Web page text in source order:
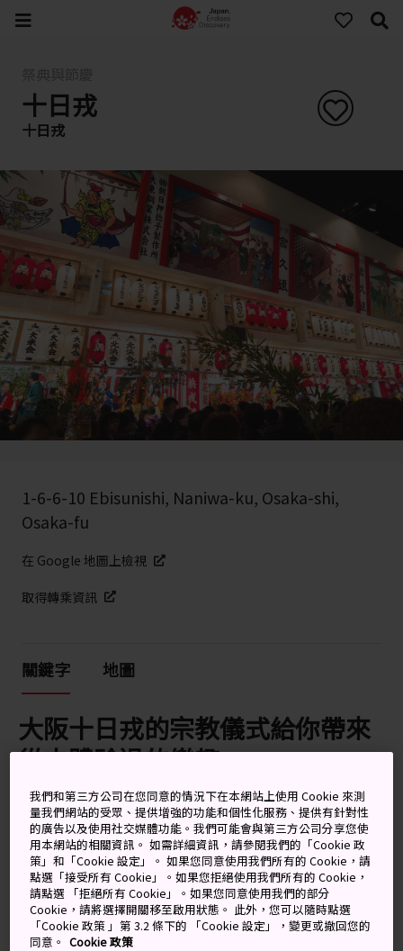
十日戎
十日戎
1-6-6-10 Ebisunishi, Naniwa-ku, Osaka-shi,
Osaka-fu
在 Google 地圖上檢視
取得轉乘資訊
關鍵字 地圖
大阪十日戎的宗教儀式給你帶來
從未體驗過的樂趣
新年慶祝活動結束短短一周後，大阪當地居民再度熱情高
漲，投入到十日戎節活動當中。
參加今宮戎神社的民眾集會，通俗來說，就是十日戎。在
活動中，你可以揮舞一根儀式性的竹枝，向商業之神祈禱
來年取得經濟上的成功。
我們和第三方公司在您同意的情況下在本網站上使用 Cookie 來測
量我們網站的受眾、提供增強的功能和個性化服務、提供有針對性
的廣告以及使用社交媒體功能。我們可能會與第三方公司分享您使
用本網站的相關資訊。 如需詳細資訊，請參閱我們的「Cookie 政
策」和「Cookie 設定」。 如果您同意使用我們所有的 Cookie，請
點選「接受所有 Cookie」。如果您拒絕使用我們所有的 Cookie，
請點選 「拒絕所有 Cookie」。如果您同意使用我們的部分
Cookie，請將選擇開關移至啟用狀態。 此外，您可以隨時點選
「Cookie 政策 」第 3.2 條下的 「Cookie 設定」，變更或撤回您的
同意。 Cookie 政策